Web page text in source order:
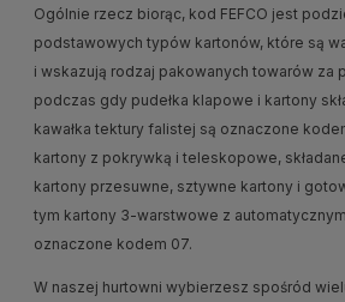
Ogólnie rzecz biorąc, kod FEFCO jest
podstawowych typów kartonów, które są
i wskazują rodzaj pakowanych towarów za
podczas gdy pudełka klapowe i kartony
kawałka tektury falistej są oznaczone
kartony z pokrywką i teleskopowe,
kartony przesuwne, sztywne kartony i
tym kartony 3-warstwowe z
oznaczone kodem 07.
W naszej hurtowni wybierzesz spośród